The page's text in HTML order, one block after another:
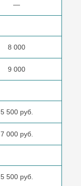
—
8 000
9 000
5 500 руб.
7 000 руб.
5 500 руб.